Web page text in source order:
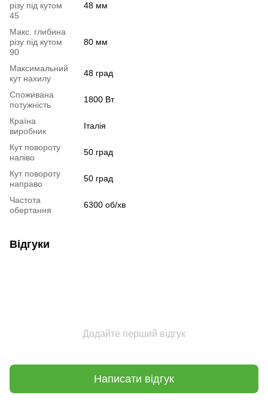
різу під кутом
45
48 мм
Макс. глибина
різу під кутом
90
80 мм
Максимальний
кут нахилу
48 град
Споживана
потужність
1800 Вт
Країна
виробник
Італія
Кут повороту
наліво
50 град
Кут повороту
направо
50 град
Частота
обертання
6300 об/хв
Відгуки
Додайте перший відгук
Написати відгук